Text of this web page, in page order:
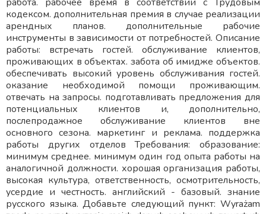
кодексом. дополнительная премия в случае реализации
арендных планов. дополнительные рабочие
инструменты в зависимости от потребностей. Описание
работы: встречать гостей. обслуживание клиентов,
проживающих в объектах. забота об имидже объектов.
обеспечивать высокий уровень обслуживания гостей.
оказание необходимой помощи проживающим.
отвечать на запросы. подготавливать предложения для
потенциальных клиентов и, дополнительно,
послепродажное обслуживание клиентов вне
основного сезона. маркетинг и реклама. поддержка
работы других отделов Требования: образование:
минимум среднее. минимум один год опыта работы на
аналогичной должности. хорошая организация работы,
высокая культура, ответственность, осмотрительность,
усердие и честность. английский - базовый. знание
русского языка. Добавьте следующий пункт: Wyrażam